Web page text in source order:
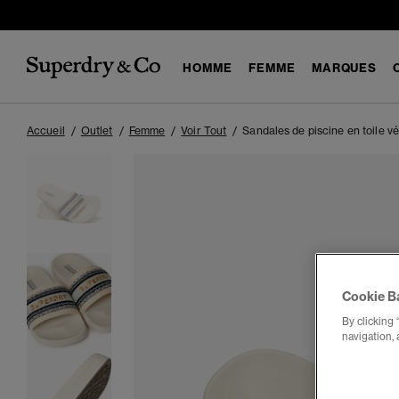
HOMME FEMME MARQUES
Accueil Outlet Femme Voir Tout Sandales de piscine en toile
Cookie
By clicking
navigation,